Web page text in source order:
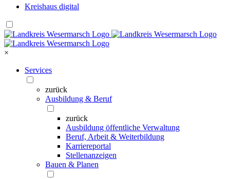
Kreishaus digital
×
Services
zurück
Ausbildung & Beruf
zurück
Ausbildung öffentliche Verwaltung
Beruf, Arbeit & Weiterbildung
Karriereportal
Stellenanzeigen
Bauen & Planen